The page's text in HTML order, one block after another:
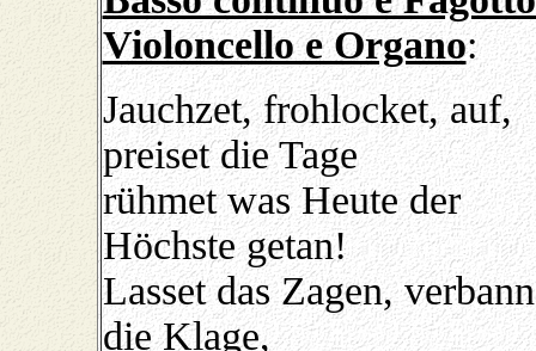
Violoncello e Organo:
Jauchzet, frohlocket, auf,
preiset die Tage
rühmet was Heute der
Höchste getan!
Lasset das Zagen,
die Klage,